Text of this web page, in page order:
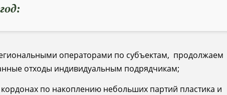
операторами по субъектам, продолжаем
отходы индивидуальным подрядчикам;
по накоплению небольших партий пластика и